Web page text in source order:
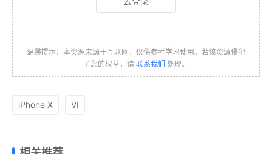
温馨提示：本资源来源于互联网，仅供参考学习使用。若该资源侵犯
了您的权益，请 联系我们 处理。
iPhone X VI